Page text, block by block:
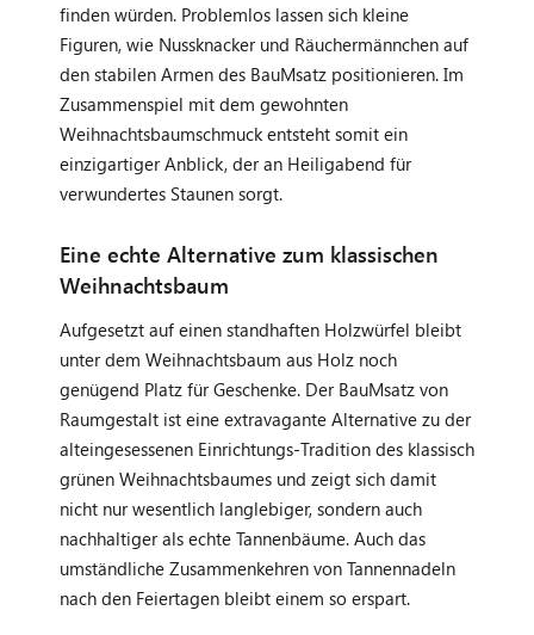
finden würden. Problemlos lassen sich kleine
Figuren, wie Nussknacker und Räuchermännchen auf
den stabilen Armen des BauMsatz positionieren. Im
Zusammenspiel mit dem gewohnten
Weihnachtsbaumschmuck entsteht somit ein
einzigartiger Anblick, der an Heiligabend für
verwundertes Staunen sorgt.
Eine echte Alternative zum klassischen
Weihnachtsbaum
Aufgesetzt auf einen standhaften Holzwürfel bleibt
unter dem Weihnachtsbaum aus Holz noch
genügend Platz für Geschenke. Der BauMsatz von
Raumgestalt ist eine extravagante Alternative zu der
alteingesessenen Einrichtungs-Tradition des klassisch
grünen Weihnachtsbaumes und zeigt sich damit
nicht nur wesentlich langlebiger, sondern auch
nachhaltiger als echte Tannenbäume. Auch das
umständliche Zusammenkehren von Tannennadeln
nach den Feiertagen bleibt einem so erspart.